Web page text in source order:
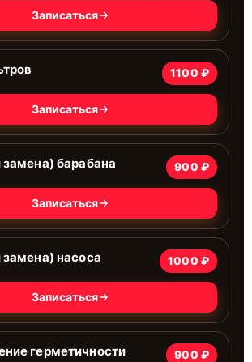
Записаться
1100 ₽
Записаться
барабана 900 ₽
Записаться
насоса 1000 ₽
Записаться
герметичности 900 ₽